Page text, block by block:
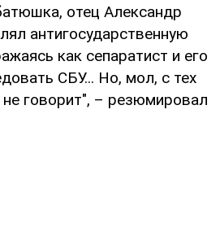
отец Александр
антигосударственную
как сепаратист и его
СБУ... Но, мол, с тех
не говорит", – резюмировал